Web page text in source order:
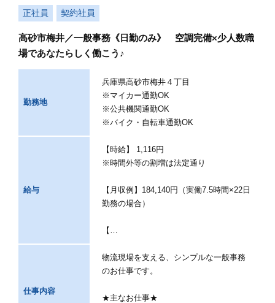
正社員 契約社員
高砂市梅井／一般事務《日勤のみ》 空調完備×少人数職
場であなたらしく働こう♪
勤務地
兵庫県高砂市梅井４丁目
※マイカー通勤OK
※公共機関通勤OK
※バイク・自転車通勤OK
給与
【時給】 1,116円
※時間外等の割増は法定通り
【月収例】184,140円（実働7.5時間×22日
勤務の場合）
【…
仕事内容
物流現場を支える、シンプルな一般事務
のお仕事です。
★主なお仕事★